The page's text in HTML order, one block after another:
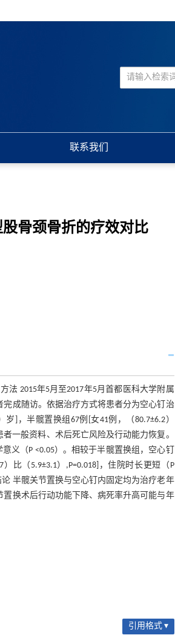
联系我们
骨颈骨折的疗效对比
2015年5月至2017年5月首都医科大学附属
成随访。依据治疗方式将患者分为空心钉治
]，半髋置换组67例[女41例，（80.7±6.2）
一般资料、术后死亡风险及行动能力恢复。
义（P <0.05）。相较于半髋置换组，空心钉
比（5.9±3.1）,P=0.018]，住院时长更短（P
半髋关节置换与空心钉内固定均为治疗老年
换术后行动功能下降、病死率升高可能与年
引用格式 ▾